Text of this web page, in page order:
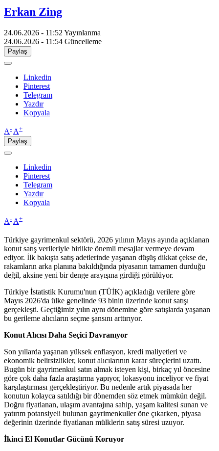
Erkan Zing
24.06.2026 - 11:52 Yayınlanma
24.06.2026 - 11:54 Güncelleme
Paylaş
Linkedin
Pinterest
Telegram
Yazdır
Kopyala
A- A+
Paylaş
Linkedin
Pinterest
Telegram
Yazdır
Kopyala
A- A+
Türkiye gayrimenkul sektörü, 2026 yılının Mayıs ayında açıklanan
konut satış verileriyle birlikte önemli mesajlar vermeye devam
ediyor. İlk bakışta satış adetlerinde yaşanan düşüş dikkat çekse de,
rakamların arka planına bakıldığında piyasanın tamamen durduğu
değil, aksine yeni bir denge arayışına girdiği görülüyor.
Türkiye İstatistik Kurumu'nun (TÜİK) açıkladığı verilere göre
Mayıs 2026'da ülke genelinde 93 binin üzerinde konut satışı
gerçekleşti. Geçtiğimiz yılın aynı dönemine göre satışlarda yaşanan
bu gerileme alıcıların seçme şansını arttırıyor.
Konut Alıcısı Daha Seçici Davranıyor
Son yıllarda yaşanan yüksek enflasyon, kredi maliyetleri ve
ekonomik belirsizlikler, konut alıcılarının karar süreçlerini uzattı.
Bugün bir gayrimenkul satın almak isteyen kişi, birkaç yıl öncesine
göre çok daha fazla araştırma yapıyor, lokasyonu inceliyor ve fiyat
karşılaştırması gerçekleştiriyor. Bu nedenle artık piyasada her
konutun kolayca satıldığı bir dönemden söz etmek mümkün değil.
Doğru fiyatlanan, ulaşım avantajına sahip, yaşam kalitesi sunan ve
yatırım potansiyeli bulunan gayrimenkuller öne çıkarken, piyasa
değerinin üzerinde fiyatlanan mülklerin satış süresi uzuyor.
İkinci El Konutlar Gücünü Koruyor